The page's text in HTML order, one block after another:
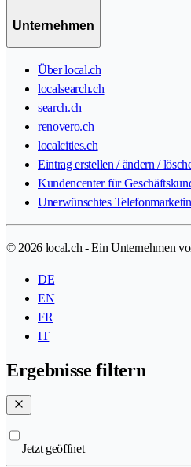
Unternehmen
Über local.ch
localsearch.ch
search.ch
renovero.ch
localcities.ch
Eintrag erstellen / ändern /
Kundencenter für
Unerwünschtes
© 2026 local.ch - Ein Unternehmen
DE
EN
FR
IT
Ergebnisse filtern
Jetzt geöffnet